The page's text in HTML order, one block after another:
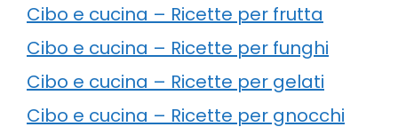
Cibo e cucina – Ricette per frutta
Cibo e cucina – Ricette per funghi
Cibo e cucina – Ricette per gelati
Cibo e cucina – Ricette per gnocchi